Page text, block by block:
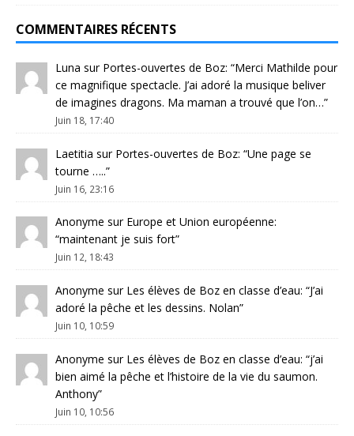
COMMENTAIRES RÉCENTS
Luna sur Portes-ouvertes de Boz: “Merci Mathilde pour
ce magnifique spectacle. J’ai adoré la musique beliver
de imagines dragons. Ma maman a trouvé que l’on…”
Juin 18, 17:40
Laetitia sur Portes-ouvertes de Boz: “Une page se
tourne …..”
Juin 16, 23:16
Anonyme sur Europe et Union européenne:
“maintenant je suis fort”
Juin 12, 18:43
Anonyme sur Les élèves de Boz en classe d’eau: “J’ai
adoré la pêche et les dessins. Nolan”
Juin 10, 10:59
Anonyme sur Les élèves de Boz en classe d’eau: “j’ai
bien aimé la pêche et l’histoire de la vie du saumon.
Anthony”
Juin 10, 10:56